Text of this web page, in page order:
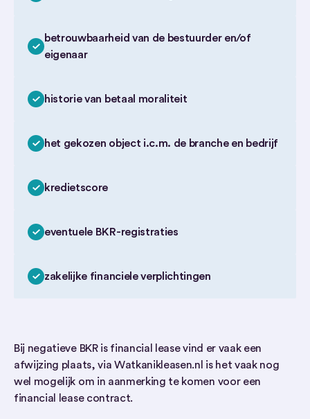
betrouwbaarheid van de bestuurder en/of
eigenaar
historie van betaal moraliteit
het gekozen object i.c.m. de branche en bedrijf
kredietscore
eventuele BKR-registraties
zakelijke financiele verplichtingen
Bij negatieve BKR is financial lease vind er vaak een
afwijzing plaats, via Watkanikleasen.nl is het vaak nog
wel mogelijk om in aanmerking te komen voor een
financial lease contract.